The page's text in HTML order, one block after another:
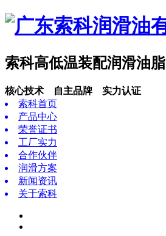
索科高低温装配润滑油脂
核心技术 自主品牌 实力认证
索科首页
产品中心
荣誉证书
工厂实力
合作伙伴
润滑方案
新闻资讯
关于索科